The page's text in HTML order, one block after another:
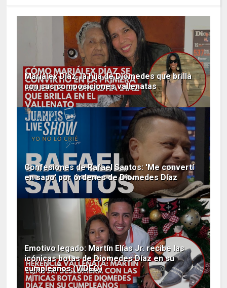
Mariálex Díaz, la hija de Diomedes que brilla
con sus composiciones vallenatas
Confesiones de Rafael Santos: 'Me convertí
en sapo' por órdenes de Diomedes Díaz
Emotivo legado: Martín Elías Jr. recibe las
icónicas botas de Diomedes Díaz en su
cumpleaños (VIDEO)